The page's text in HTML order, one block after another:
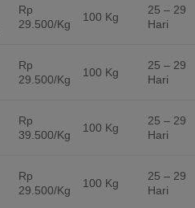
Rp
29.500/Kg
100 Kg
25 – 29
Hari
Rp
29.500/Kg
100 Kg
25 – 29
Hari
Rp
39.500/Kg
100 Kg
25 – 29
Hari
Rp
29.500/Kg
100 Kg
25 – 29
Hari